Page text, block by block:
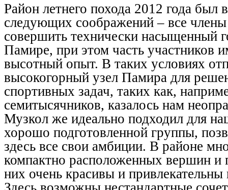
Район летнего похода 2012 года был
следующих соображений – все
совершить технически насыщенный
Памире, при этом часть участников
высотный опыт. В таких условиях
высокогорный узел Памира для р
спортивных задач, таких как,
семитысячников, казалось нам
Музкол же идеально подходил для
хорошо подготовленной группы,
здесь все свои амбиции. В районе
компактно расположенных вершин и
них очень красивы и